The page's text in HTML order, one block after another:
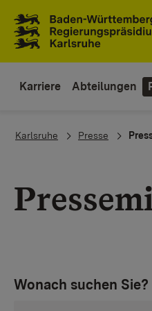
Karriere Abteilungen
You are here:
Karlsruhe Presse
Wonach suchen Sie?